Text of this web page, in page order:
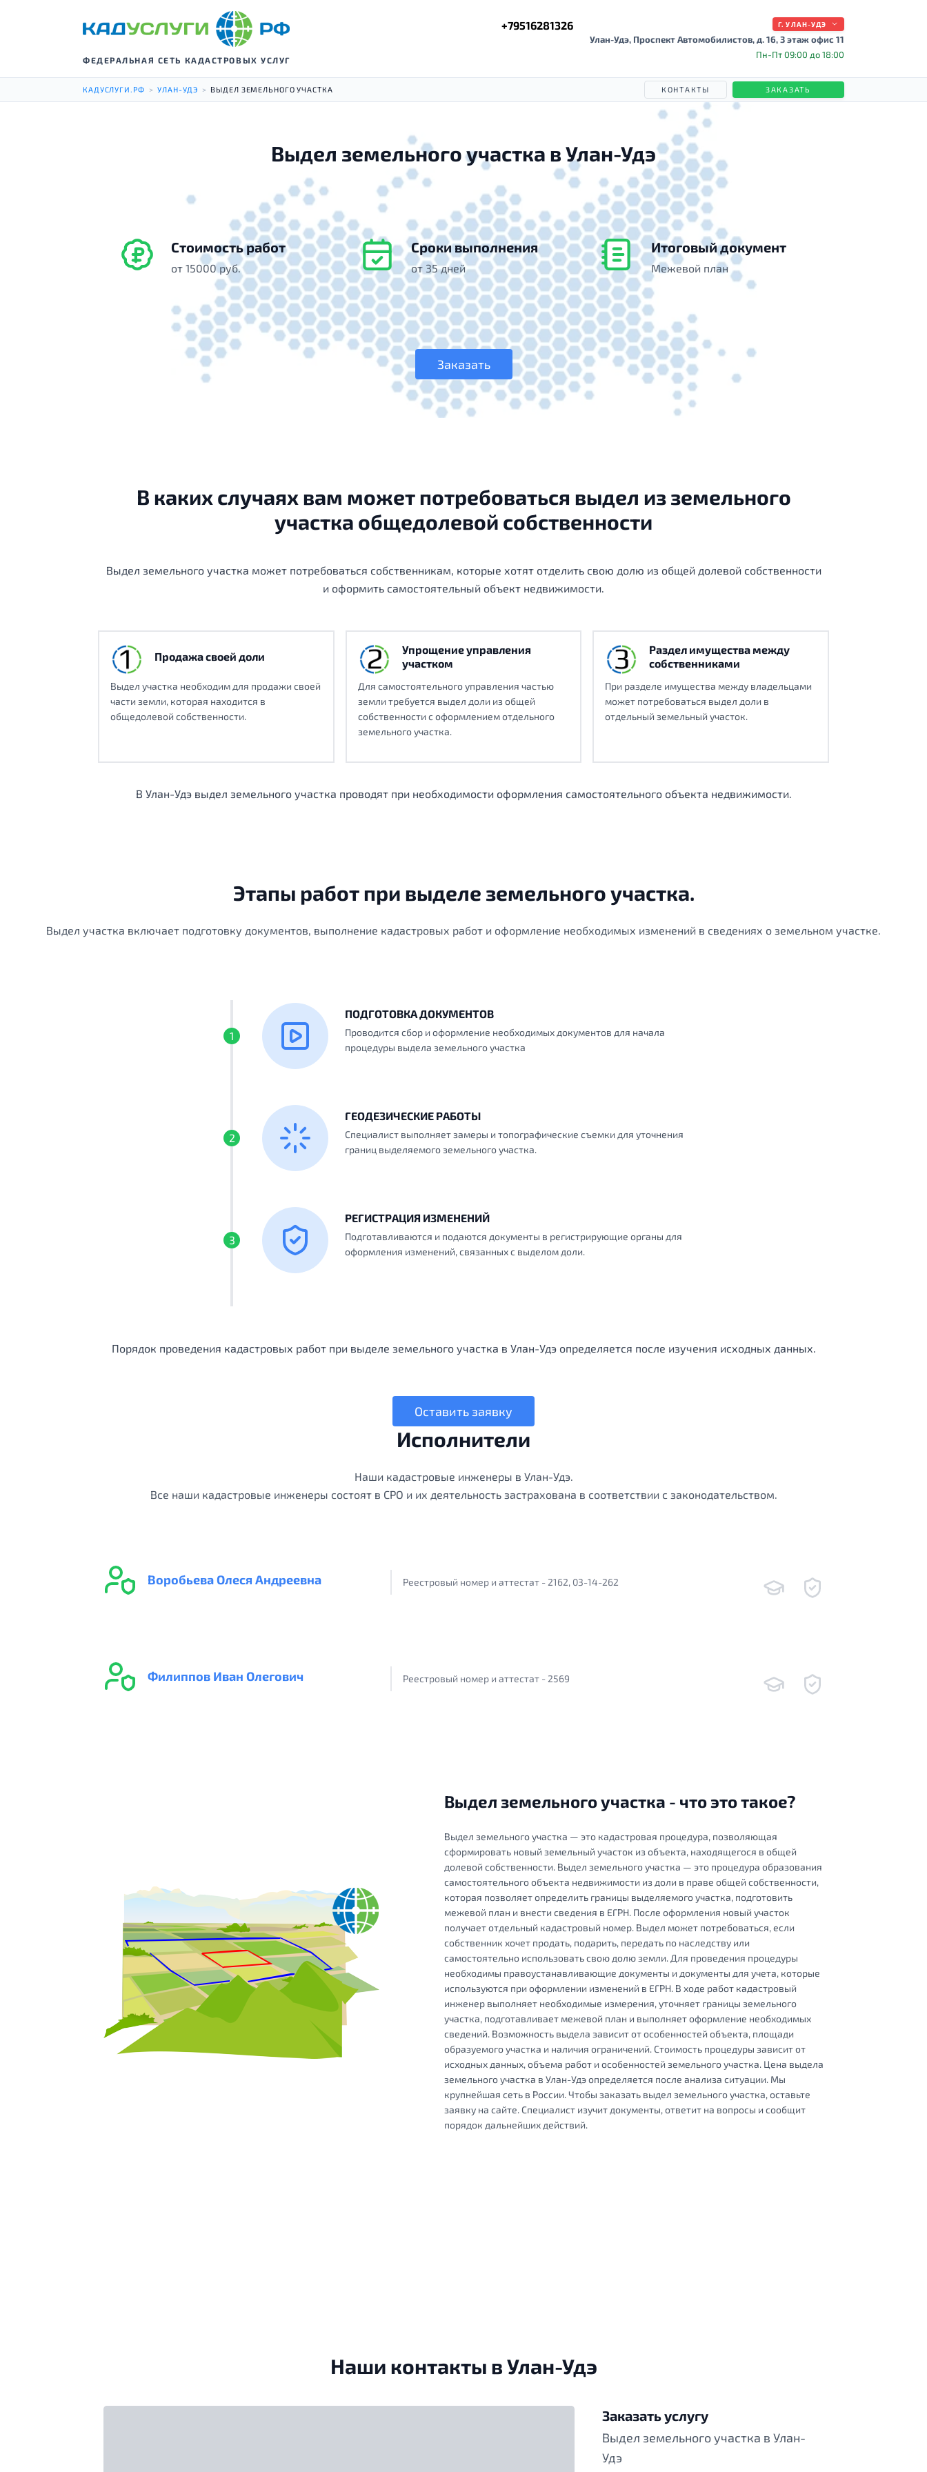
ФЕДЕРАЛЬНАЯ СЕТЬ КАДАСТРОВЫХ УСЛУГ
+79516281326 Г. УЛАН-УДЭ
Улан-Удэ, Проспект Автомобилистов, д. 16, 3 этаж офис 11
Пн-Пт 09:00 до 18:00
КАДУСЛУГИ.РФ > УЛАН-УДЭ > ВЫДЕЛ ЗЕМЕЛЬНОГО УЧАСТКА КОНТАКТЫ ЗАКАЗАТЬ
Выдел земельного участка в Улан-Удэ
Стоимость работ
от 15000 руб.
Сроки выполнения
от 35 дней
Итоговый документ
Межевой план
Заказать
В каких случаях вам может потребоваться выдел из земельного
участка общедолевой собственности
Выдел земельного участка может потребоваться собственникам, которые хотят отделить свою долю из общей долевой собственности
и оформить самостоятельный объект недвижимости.
Продажа своей доли
Выдел участка необходим для продажи своей
части земли, которая находится в
общедолевой собственности.
Упрощение управления
участком
Для самостоятельного управления частью
земли требуется выдел доли из общей
собственности с оформлением отдельного
земельного участка.
Раздел имущества между
собственниками
При разделе имущества между владельцами
может потребоваться выдел доли в
отдельный земельный участок.
В Улан-Удэ выдел земельного участка проводят при необходимости оформления самостоятельного объекта недвижимости.
Этапы работ при выделе земельного участка.
Выдел участка включает подготовку документов, выполнение кадастровых работ и оформление необходимых изменений в сведениях о земельном участке.
1
ПОДГОТОВКА ДОКУМЕНТОВ
Проводится сбор и оформление необходимых документов для начала
процедуры выдела земельного участка
2
ГЕОДЕЗИЧЕСКИЕ РАБОТЫ
Специалист выполняет замеры и топографические съемки для уточнения
границ выделяемого земельного участка.
3
РЕГИСТРАЦИЯ ИЗМЕНЕНИЙ
Подготавливаются и подаются документы в регистрирующие органы для
оформления изменений, связанных с выделом доли.
Порядок проведения кадастровых работ при выделе земельного участка в Улан-Удэ определяется после изучения исходных данных.
Оставить заявку
Исполнители
Наши кадастровые инженеры в Улан-Удэ.
Все наши кадастровые инженеры состоят в СРО и их деятельность застрахована в соответствии с законодательством.
Воробьева Олеся Андреевна Реестровый номер и аттестат - 2162, 03-14-262
Филиппов Иван Олегович Реестровый номер и аттестат - 2569
Выдел земельного участка - что это такое?
Выдел земельного участка — это кадастровая процедура, позволяющая
сформировать новый земельный участок из объекта, находящегося в общей
долевой собственности. Выдел земельного участка — это процедура образования
самостоятельного объекта недвижимости из доли в праве общей собственности,
которая позволяет определить границы выделяемого участка, подготовить
межевой план и внести сведения в ЕГРН. После оформления новый участок
получает отдельный кадастровый номер. Выдел может потребоваться, если
собственник хочет продать, подарить, передать по наследству или
самостоятельно использовать свою долю земли. Для проведения процедуры
необходимы правоустанавливающие документы и документы для учета, которые
используются при оформлении изменений в ЕГРН. В ходе работ кадастровый
инженер выполняет необходимые измерения, уточняет границы земельного
участка, подготавливает межевой план и выполняет оформление необходимых
сведений. Возможность выдела зависит от особенностей объекта, площади
образуемого участка и наличия ограничений. Стоимость процедуры зависит от
исходных данных, объема работ и особенностей земельного участка. Цена выдела
земельного участка в Улан-Удэ определяется после анализа ситуации. Мы
крупнейшая сеть в России. Чтобы заказать выдел земельного участка, оставьте
заявку на сайте. Специалист изучит документы, ответит на вопросы и сообщит
порядок дальнейших действий.
Наши контакты в Улан-Удэ
Заказать услугу
Выдел земельного участка в Улан-
Удэ